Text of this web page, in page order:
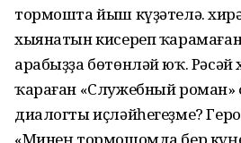
тормошта йыш күҙәтелә.
хыянатын кисереп
арабыҙҙа бөтөнләй юҡ.
ҡараған «Служебный
диалогты иҫләйһегеҙме?